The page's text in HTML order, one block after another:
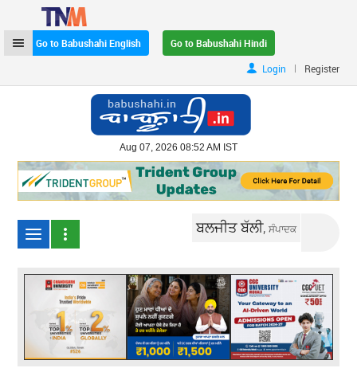
Go to Babushahi English
Go to Babushahi Hindi
Login
| Register
Aug 07, 2026 08:52 AM IST
ਬਲਜੀਤ ਬੱਲੀ,ਸੰਪਾਦਕ